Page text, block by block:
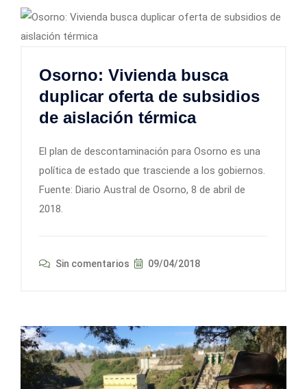
Osorno: Vivienda busca
duplicar oferta de subsidios
de aislación térmica
El plan de descontaminación para Osorno es una
política de estado que trasciende a los gobiernos.
Fuente: Diario Austral de Osorno, 8 de abril de
2018.
Sin comentarios 09/04/2018